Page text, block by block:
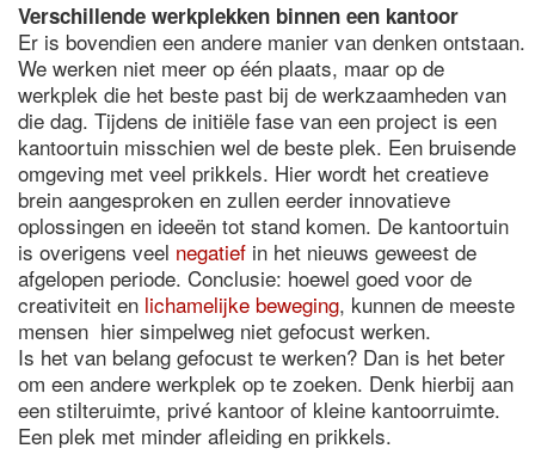
Verschillende werkplekken binnen een kantoor
Er is bovendien een andere manier van denken ontstaan.
We werken niet meer op één plaats, maar op de
werkplek die het beste past bij de werkzaamheden van
die dag. Tijdens de initiële fase van een project is een
kantoortuin misschien wel de beste plek. Een bruisende
omgeving met veel prikkels. Hier wordt het creatieve
brein aangesproken en zullen eerder innovatieve
oplossingen en ideeën tot stand komen. De kantoortuin
is overigens veel negatief in het nieuws geweest de
afgelopen periode. Conclusie: hoewel goed voor de
creativiteit en lichamelijke beweging, kunnen de meeste
mensen hier simpelweg niet gefocust werken.
Is het van belang gefocust te werken? Dan is het beter
om een andere werkplek op te zoeken. Denk hierbij aan
een stilteruimte, privé kantoor of kleine kantoorruimte.
Een plek met minder afleiding en prikkels.